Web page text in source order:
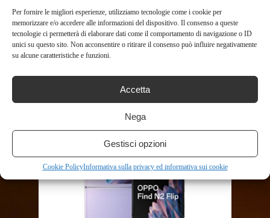
Per fornire le migliori esperienze, utilizziamo tecnologie come i cookie per
memorizzare e/o accedere alle informazioni del dispositivo. Il consenso a queste
tecnologie ci permetterà di elaborare dati come il comportamento di navigazione o ID
unici su questo sito. Non acconsentire o ritirare il consenso può influire negativamente
su alcune caratteristiche e funzioni.
Accetta
Nega
Gestisci opzioni
Cookie PolicyInformativa sulla privacy ed informativa sui cookie
10 APRILE 2023
Display Super Retina XDR da 6,1″ always-on con
ProMotionDynamic Island, un modo mai visto per
interagire con iPhoneFotocamera principale da